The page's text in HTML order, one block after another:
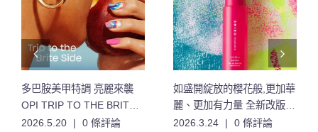
多巴胺美甲特調 亮麗來襲
OPI TRIP TO THE BRITE
SIDE 絢爛之旅系列 12款夏
2026.5.20 | 0 條評論
如盛開綻放的櫻花般,更加華
麗、更加有力量 全新改版的
「櫻花」香氣,限量登場
2026.3.24 | 0 條評論